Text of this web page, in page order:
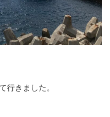
行きました。